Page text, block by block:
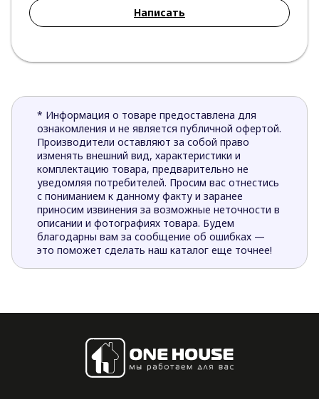
Написать
* Информация о товаре предоставлена для
ознакомления и не является публичной офертой.
Производители оставляют за собой право
изменять внешний вид, характеристики и
комплектацию товара, предварительно не
уведомляя потребителей. Просим вас отнестись
с пониманием к данному факту и заранее
приносим извинения за возможные неточности в
описании и фотографиях товара. Будем
благодарны вам за сообщение об ошибках —
это поможет сделать наш каталог еще точнее!